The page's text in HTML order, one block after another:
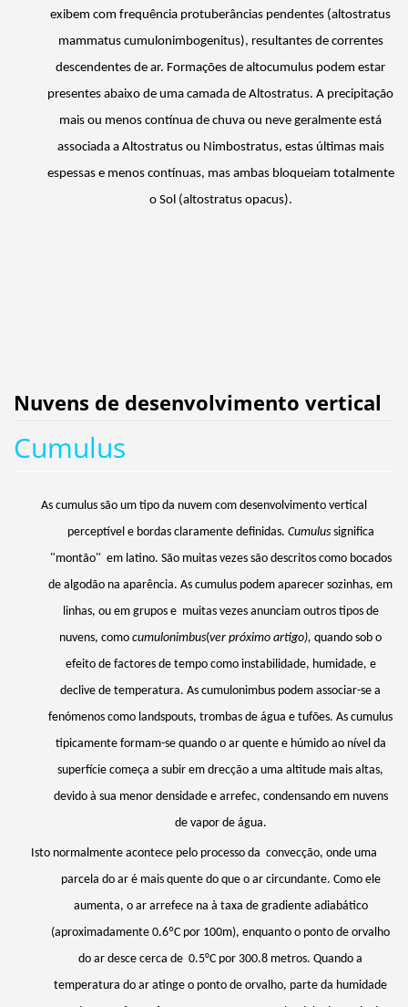
exibem com frequência protuberâncias pendentes (altostratus
mammatus cumulonimbogenitus), resultantes de correntes
descendentes de ar. Formações de altocumulus podem estar
presentes abaixo de uma camada de Altostratus. A precipitação
mais ou menos contínua de chuva ou neve geralmente está
associada a Altostratus ou Nimbostratus, estas últimas mais
espessas e menos contínuas, mas ambas bloqueiam totalmente
o Sol (altostratus opacus).
Nuvens de desenvolvimento vertical
Cumulus
As cumulus são um tipo da nuvem com desenvolvimento vertical
perceptível e bordas claramente definidas. Cumulus significa
"montão" em latino. São muitas vezes são descritos como bocados
de algodão na aparência. As cumulus podem aparecer sozinhas, em
linhas, ou em grupos e muitas vezes anunciam outros tipos de
nuvens, como cumulonimbus(ver próximo artigo), quando sob o
efeito de factores de tempo como instabilidade, humidade, e
declive de temperatura. As cumulonimbus podem associar-se a
fenómenos como landspouts, trombas de água e tufões. As cumulus
tipicamente formam-se quando o ar quente e húmido ao nível da
superfície começa a subir em drecção a uma altitude mais altas,
devido à sua menor densidade e arrefec, condensando em nuvens
de vapor de água.
Isto normalmente acontece pelo processo da convecção, onde uma
parcela do ar é mais quente do que o ar circundante. Como ele
aumenta, o ar arrefece na à taxa de gradiente adiabático
(aproximadamente 0.6ºC por 100m), enquanto o ponto de orvalho
do ar desce cerca de 0.5°C por 300.8 metros. Quando a
temperatura do ar atinge o ponto de orvalho, parte da humidade